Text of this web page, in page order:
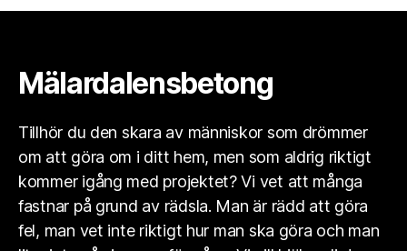
Mälardalensbetong
Tillhör du den skara av människor som drömmer
om att göra om i ditt hem, men som aldrig riktigt
kommer igång med projektet? Vi vet att många
fastnar på grund av rädsla. Man är rädd att göra
fel, man vet inte riktigt hur man ska göra och man